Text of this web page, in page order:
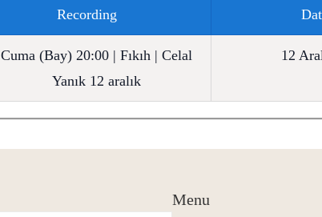
Recording
Cuma (Bay) 20:00 | Fıkıh | Celal
Yanık 12 aralık
12
Menu